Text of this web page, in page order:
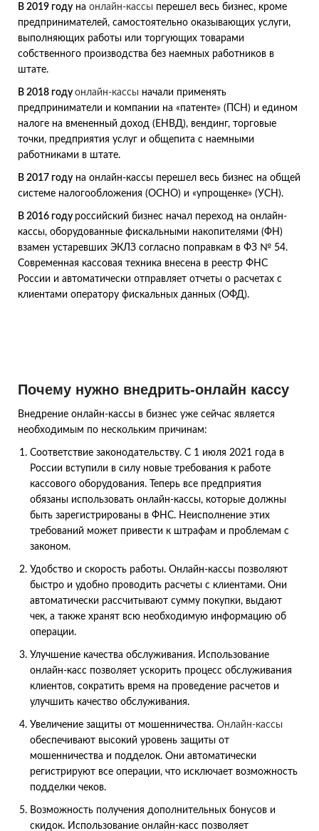
В 2019 году на онлайн-кассы перешел весь бизнес, кроме
предпринимателей, самостоятельно оказывающих услуги,
выполняющих работы или торгующих товарами
собственного производства без наемных работников в
штате.
В 2018 году онлайн-кассы начали применять
предприниматели и компании на «патенте» (ПСН) и едином
налоге на вмененный доход (ЕНВД), вендинг, торговые
точки, предприятия услуг и общепита с наемными
работниками в штате.
В 2017 году на онлайн-кассы перешел весь бизнес на общей
системе налогообложения (ОСНО) и «упрощенке» (УСН).
В 2016 году российский бизнес начал переход на онлайн-
кассы, оборудованные фискальными накопителями (ФН)
взамен устаревших ЭКЛЗ согласно поправкам в ФЗ № 54.
Современная кассовая техника внесена в реестр ФНС
России и автоматически отправляет отчеты о расчетах с
клиентами оператору фискальных данных (ОФД).
Почему нужно внедрить-онлайн кассу
Внедрение онлайн-кассы в бизнес уже сейчас является
необходимым по нескольким причинам:
Соответствие законодательству. С 1 июля 2021 года в
России вступили в силу новые требования к работе
кассового оборудования. Теперь все предприятия
обязаны использовать онлайн-кассы, которые должны
быть зарегистрированы в ФНС. Неисполнение этих
требований может привести к штрафам и проблемам с
законом.
Удобство и скорость работы. Онлайн-кассы позволяют
быстро и удобно проводить расчеты с клиентами. Они
автоматически рассчитывают сумму покупки, выдают
чек, а также хранят всю необходимую информацию об
операции.
Улучшение качества обслуживания. Использование
онлайн-касс позволяет ускорить процесс обслуживания
клиентов, сократить время на проведение расчетов и
улучшить качество обслуживания.
Увеличение защиты от мошенничества. Онлайн-кассы
обеспечивают высокий уровень защиты от
мошенничества и подделок. Они автоматически
регистрируют все операции, что исключает возможность
подделки чеков.
Возможность получения дополнительных бонусов и
скидок. Использование онлайн-касс позволяет